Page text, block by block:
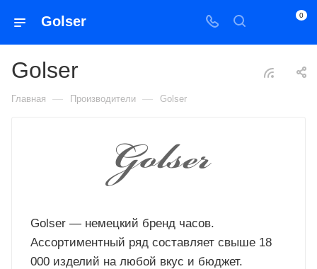
Golser 0
Golser
Главная — Производители — Golser
Golser — немецкий бренд часов.
Ассортиментный ряд составляет свыше 18
000 изделий на любой вкус и бюджет.